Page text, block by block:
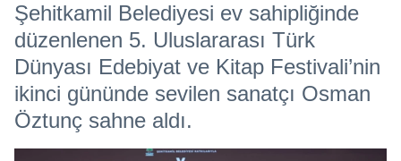
Şehitkamil Belediyesi ev sahipliğinde
düzenlenen 5. Uluslararası Türk
Dünyası Edebiyat ve Kitap Festivali’nin
ikinci gününde sevilen sanatçı Osman
Öztunç sahne aldı.